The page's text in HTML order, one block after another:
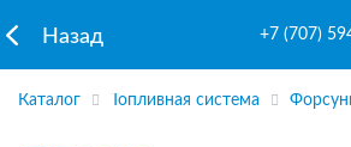
Назад +7 (707)
Каталог Топливная система